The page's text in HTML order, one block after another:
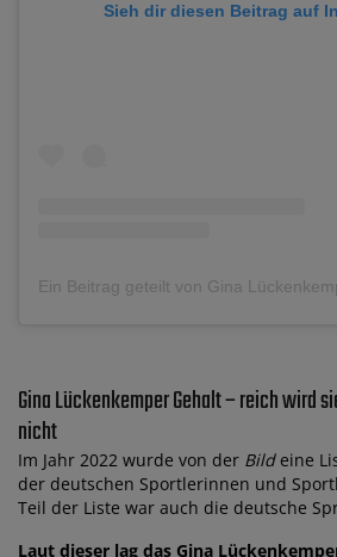
Sieh dir diesen Beitrag auf
Gina Lückenkemper Gehalt – reich wird
nicht
Im Jahr 2022 wurde von der Bildeine
der deutschen Sportlerinnen und
Teil der Liste war auch die deutsche
Laut dieser lag das Gina